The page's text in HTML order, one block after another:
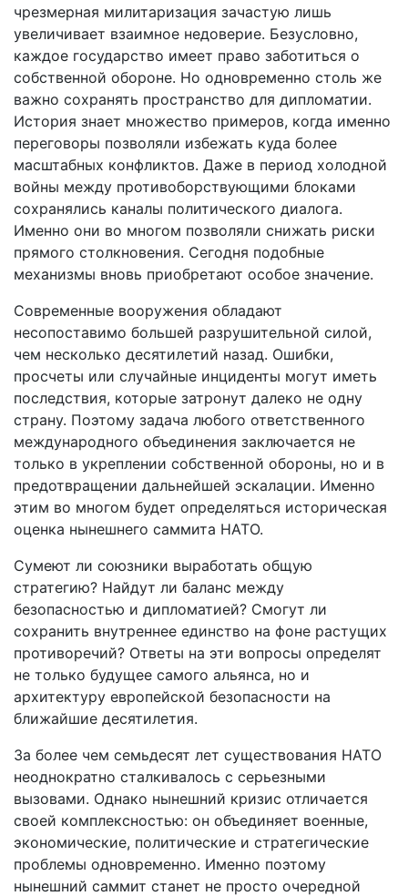
чрезмерная милитаризация зачастую лишь
увеличивает взаимное недоверие. Безусловно,
каждое государство имеет право заботиться о
собственной обороне. Но одновременно столь же
важно сохранять пространство для дипломатии.
История знает множество примеров, когда именно
переговоры позволяли избежать куда более
масштабных конфликтов. Даже в период холодной
войны между противоборствующими блоками
сохранялись каналы политического диалога.
Именно они во многом позволяли снижать риски
прямого столкновения. Сегодня подобные
механизмы вновь приобретают особое значение.
Современные вооружения обладают
несопоставимо большей разрушительной силой,
чем несколько десятилетий назад. Ошибки,
просчеты или случайные инциденты могут иметь
последствия, которые затронут далеко не одну
страну. Поэтому задача любого ответственного
международного объединения заключается не
только в укреплении собственной обороны, но и в
предотвращении дальнейшей эскалации. Именно
этим во многом будет определяться историческая
оценка нынешнего саммита НАТО.
Сумеют ли союзники выработать общую
стратегию? Найдут ли баланс между
безопасностью и дипломатией? Смогут ли
сохранить внутреннее единство на фоне растущих
противоречий? Ответы на эти вопросы определят
не только будущее самого альянса, но и
архитектуру европейской безопасности на
ближайшие десятилетия.
За более чем семьдесят лет существования НАТО
неоднократно сталкивалось с серьезными
вызовами. Однако нынешний кризис отличается
своей комплексностью: он объединяет военные,
экономические, политические и стратегические
проблемы одновременно. Именно поэтому
нынешний саммит станет не просто очередной